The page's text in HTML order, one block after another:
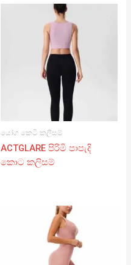
යෝග කෙටි කලිසම්
ACTGLARE පිරිමි පාපැදි
කොට කලිසම්